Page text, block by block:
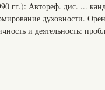
гг.): Автореф. дис. ...
духовности.
и деятельность: